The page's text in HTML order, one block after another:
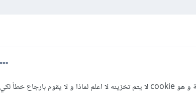
اقوم بعمل تسجيل الدخول و اريد ان اخزن cookie لدي مشكلة و هو cookie لا يتم تخزينه لا اعلم لماذا و لا يقوم بارجاع خطأ لكي